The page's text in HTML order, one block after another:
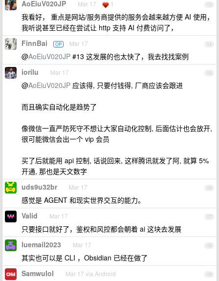
13
AoEiuV020JP Mar 17 1
我看好， 重点是网站/服务商提供的服务会越来越方便 AI 使用，
我听说甚至已经在尝试让 http 支持 AI 付费访问了，
14
FinnBai OP Mar 17
@AoEiuV020JP #13 这发展的也太快了，我去找找案例
15
iorilu Mar 17
@AoEiuV020JP 应该得, 只要付钱得, 厂商应该会跟进
而且确实自动化是趋势了
像微信一直严防死守不想让大家自动化控制, 后面估计也会放开,
很可能微信会出一个 vip 会员
买了后就能用 api 控制, 话说回来, 这样腾讯就发了阿, 就算 5%
开通, 那也是天文数字
16
uds9u32br Mar 17
感觉是 AGENT 和现实世界交互的能力。
17
Valid Mar 17
只要接口就好了，鉴权和风控都会朝着 ai 这块去发展
18
luemail2023 Mar 17
其实也可以是 CLI ，Obsidian 已经在做了
19
Samwulol Mar 17 via Android